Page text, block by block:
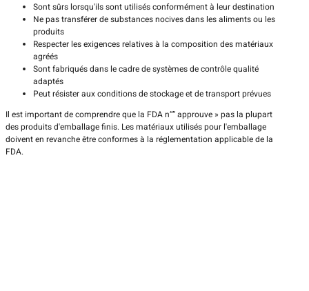
Sont sûrs lorsqu'ils sont utilisés conformément à leur destination
Ne pas transférer de substances nocives dans les aliments ou les
produits
Respecter les exigences relatives à la composition des matériaux
agréés
Sont fabriqués dans le cadre de systèmes de contrôle qualité
adaptés
Peut résister aux conditions de stockage et de transport prévues
Il est important de comprendre que la FDA n“” approuve » pas la plupart
des produits d'emballage finis. Les matériaux utilisés pour l'emballage
doivent en revanche être conformes à la réglementation applicable de la
FDA.